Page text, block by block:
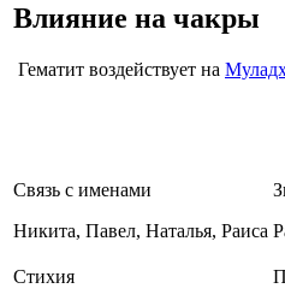
Влияние на чакры
Гематит воздействует на
Связь с именами
Никита, Павел, Наталья, Раиса
Стихия